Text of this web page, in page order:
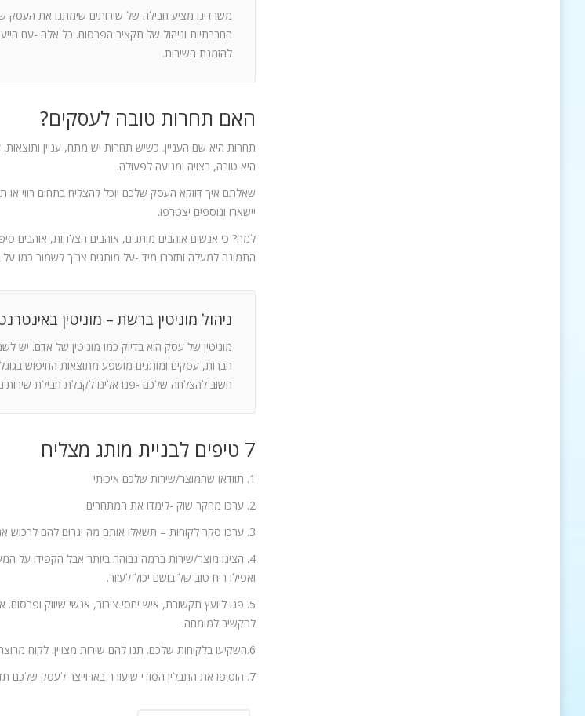
משרדינו מציע חבילה של שירותים שימתגו את העסק
החברתיות וניהול של תקציב הפרסום. כל אלה -עם
להזמנת השירות.
האם תחרות טובה לעסקים?
תחרות היא שם העניין. כשיש תחרות יש מתח, עניין
היא טובה, רצויה ומניעה לפעולה.
שאלתם איך דווקא העסק שלכם יוכל להצליח בתחום רווי או
יישארו ונוספים יצטרפו.
למה? כי אנשים אוהבים מותגים, אוהבים הצלחות, אוהבים
התמונה למעלה ותזכרו מיד -על מותגים צריך לשמור כמו על
ניהול מוניטין ברשת – מוניטין
מוניטין של עסק הוא בדיוק כמו מוניטין של אדם. יש
חברות, עסקים ומותגים מושפע מתוצאות החיפוש
חשוב להצלחה שלכם -פנו אלינו לקבלת חבילת שירותים
7 טיפים לבניית מותג מצליח
1. תוודאו שהמוצר/שירות שלכם איכותי
2. ערכו מחקר שוק -לימדו את המתחרים
3. ערכו סקר לקוחות – תשאלו אותם מה יגרום להם לרכוש את המוצר שלכם/השירות שלכם?
4. הציגו מוצר/שירות ברמה גבוהה ביותר אבל הקפידו על
ואפילו ריח טוב של בושם יכול לעזור.
5. פנו ליועץ תקשורת, איש יחסי ציבור, אנשי שיווק
להקשיב למומחה.
6.השקיעו בלקוחות שלכם. תנו להם שירות מצויין. לקוח מרוצה הוא שגריר מצויין.
7. הוסיפו את התבלין הסודי שיעורר באז וייצר לעסק שלכם תדמית חיובית. אין לכם את התבלין הסודי? בשביל זה אנחנו כאן בשבילכם!